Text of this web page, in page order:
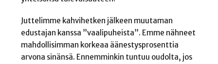
Juttelimme kahvihetken jälkeen muutaman
edustajan kanssa ”vaalipuheista”. Emme nähneet
mahdollisimman korkeaa äänestysprosenttia
arvona sinänsä. Ennemminkin tuntuu oudolta, jos